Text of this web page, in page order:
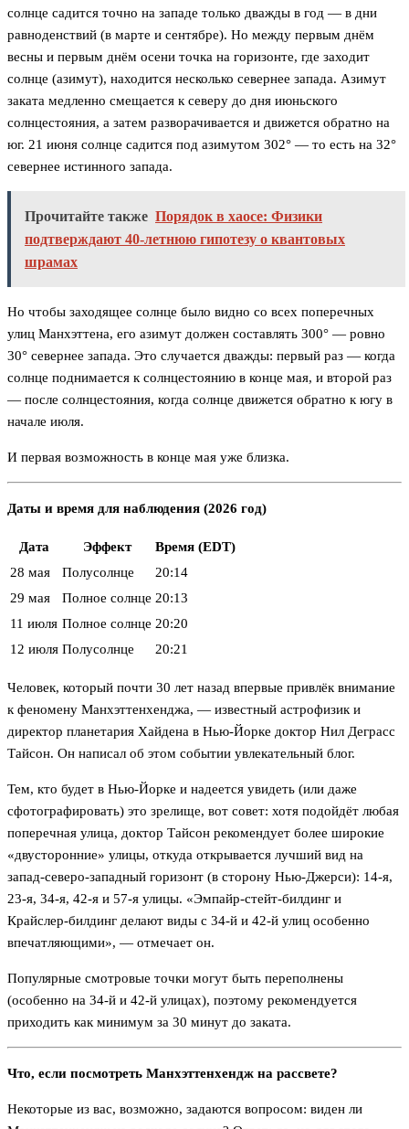
солнце садится точно на западе только дважды в год — в дни
равноденствий (в марте и сентябре). Но между первым днём
весны и первым днём осени точка на горизонте, где заходит
солнце (азимут), находится несколько севернее запада. Азимут
заката медленно смещается к северу до дня июньского
солнцестояния, а затем разворачивается и движется обратно на
юг. 21 июня солнце садится под азимутом 302° — то есть на 32°
севернее истинного запада.
Прочитайте также Порядок в хаосе: Физики
подтверждают 40-летнюю гипотезу о квантовых
шрамах
Но чтобы заходящее солнце было видно со всех поперечных
улиц Манхэттена, его азимут должен составлять 300° — ровно
30° севернее запада. Это случается дважды: первый раз — когда
солнце поднимается к солнцестоянию в конце мая, и второй раз
— после солнцестояния, когда солнце движется обратно к югу в
начале июля.
И первая возможность в конце мая уже близка.
Даты и время для наблюдения (2026 год)
Дата Эффект
Время (EDT)
28 мая
Полусолнце
20:14
29 мая
Полное солнце 20:13
11 июля Полное солнце 20:20
12 июля Полусолнце 20:21
Человек, который почти 30 лет назад впервые привлёк внимание
к феномену Манхэттенхенджа, — известный астрофизик и
директор планетария Хайдена в Нью-Йорке доктор Нил Деграсс
Тайсон. Он написал об этом событии увлекательный блог.
Тем, кто будет в Нью-Йорке и надеется увидеть (или даже
сфотографировать) это зрелище, вот совет: хотя подойдёт любая
поперечная улица, доктор Тайсон рекомендует более широкие
«двусторонние» улицы, откуда открывается лучший вид на
запад-северо-западный горизонт (в сторону Нью-Джерси): 14-я,
23-я, 34-я, 42-я и 57-я улицы. «Эмпайр-стейт-билдинг и
Крайслер-билдинг делают виды с 34-й и 42-й улиц особенно
впечатляющими», — отмечает он.
Популярные смотровые точки могут быть переполнены
(особенно на 34-й и 42-й улицах), поэтому рекомендуется
приходить как минимум за 30 минут до заката.
Что, если посмотреть Манхэттенхендж на рассвете?
Некоторые из вас, возможно, задаются вопросом: виден ли